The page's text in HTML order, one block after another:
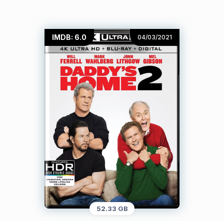
IMDB: 6.0 04/03/2021
52.33 GB